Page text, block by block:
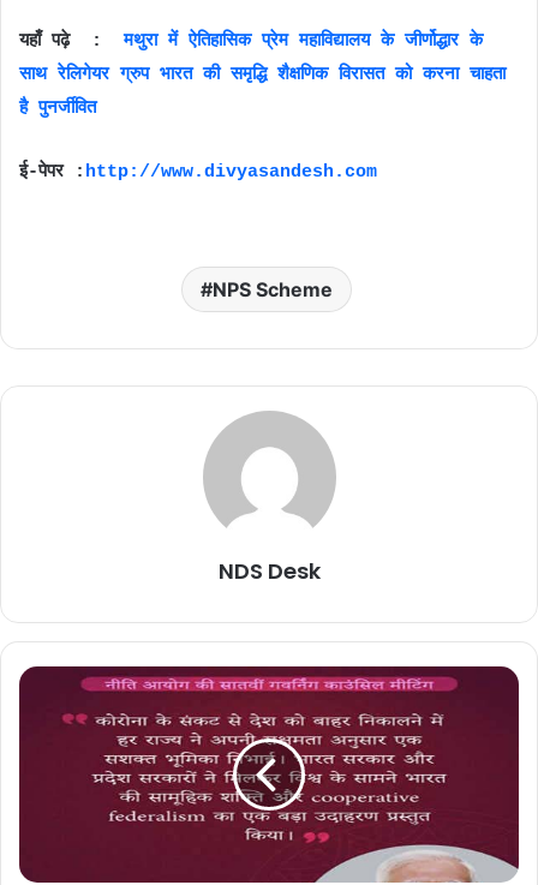
यहाँ पढ़े :मथुरा में ऐतिहासिक प्रेम महाविद्यालय के जीर्णोद्धार के
साथ रेलिगेयर ग्रुप भारत की समृद्धि शैक्षणिक विरासत को करना चाहता
है पुनर्जीवित
ई-पेपर : http://www.divyasandesh.com
NPS Scheme
NDS Desk